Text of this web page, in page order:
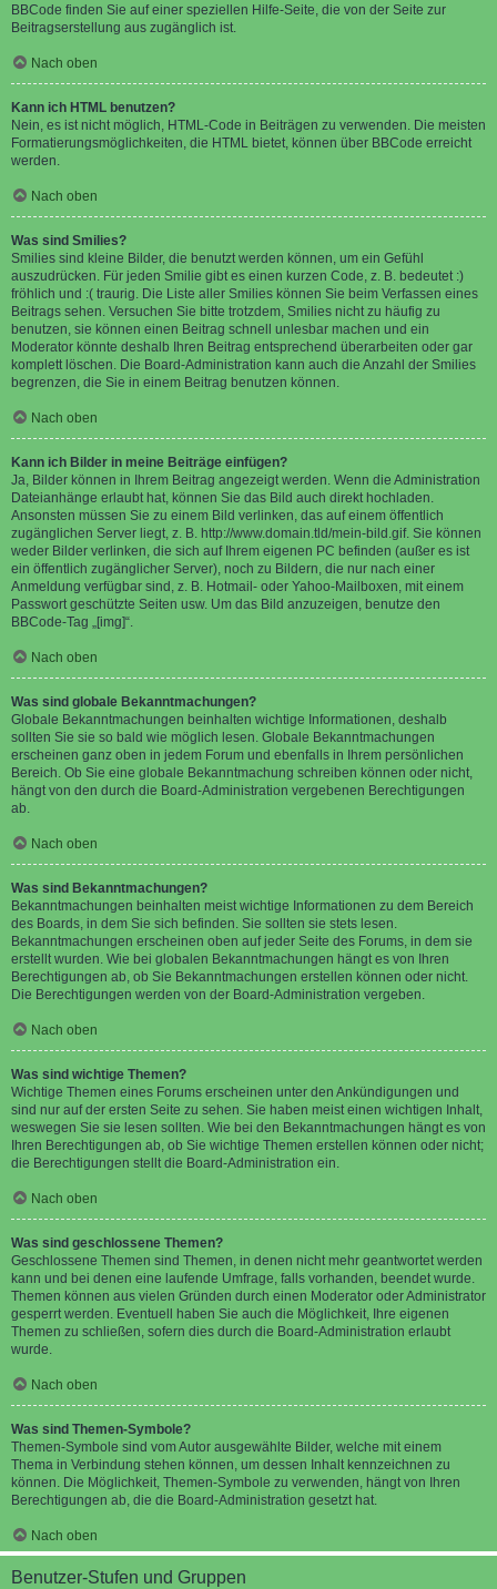
BBCode finden Sie auf einer speziellen Hilfe-Seite, die von der Seite zur
Beitragserstellung aus zugänglich ist.
Nach oben
Kann ich HTML benutzen?
Nein, es ist nicht möglich, HTML-Code in Beiträgen zu verwenden. Die meisten
Formatierungsmöglichkeiten, die HTML bietet, können über BBCode erreicht
werden.
Nach oben
Was sind Smilies?
Smilies sind kleine Bilder, die benutzt werden können, um ein Gefühl
auszudrücken. Für jeden Smilie gibt es einen kurzen Code, z. B. bedeutet :)
fröhlich und :( traurig. Die Liste aller Smilies können Sie beim Verfassen eines
Beitrags sehen. Versuchen Sie bitte trotzdem, Smilies nicht zu häufig zu
benutzen, sie können einen Beitrag schnell unlesbar machen und ein
Moderator könnte deshalb Ihren Beitrag entsprechend überarbeiten oder gar
komplett löschen. Die Board-Administration kann auch die Anzahl der Smilies
begrenzen, die Sie in einem Beitrag benutzen können.
Nach oben
Kann ich Bilder in meine Beiträge einfügen?
Ja, Bilder können in Ihrem Beitrag angezeigt werden. Wenn die Administration
Dateianhänge erlaubt hat, können Sie das Bild auch direkt hochladen.
Ansonsten müssen Sie zu einem Bild verlinken, das auf einem öffentlich
zugänglichen Server liegt, z. B. http://www.domain.tld/mein-bild.gif. Sie können
weder Bilder verlinken, die sich auf Ihrem eigenen PC befinden (außer es ist
ein öffentlich zugänglicher Server), noch zu Bildern, die nur nach einer
Anmeldung verfügbar sind, z. B. Hotmail- oder Yahoo-Mailboxen, mit einem
Passwort geschützte Seiten usw. Um das Bild anzuzeigen, benutze den
BBCode-Tag „[img]“.
Nach oben
Was sind globale Bekanntmachungen?
Globale Bekanntmachungen beinhalten wichtige Informationen, deshalb
sollten Sie sie so bald wie möglich lesen. Globale Bekanntmachungen
erscheinen ganz oben in jedem Forum und ebenfalls in Ihrem persönlichen
Bereich. Ob Sie eine globale Bekanntmachung schreiben können oder nicht,
hängt von den durch die Board-Administration vergebenen Berechtigungen
ab.
Nach oben
Was sind Bekanntmachungen?
Bekanntmachungen beinhalten meist wichtige Informationen zu dem Bereich
des Boards, in dem Sie sich befinden. Sie sollten sie stets lesen.
Bekanntmachungen erscheinen oben auf jeder Seite des Forums, in dem sie
erstellt wurden. Wie bei globalen Bekanntmachungen hängt es von Ihren
Berechtigungen ab, ob Sie Bekanntmachungen erstellen können oder nicht.
Die Berechtigungen werden von der Board-Administration vergeben.
Nach oben
Was sind wichtige Themen?
Wichtige Themen eines Forums erscheinen unter den Ankündigungen und
sind nur auf der ersten Seite zu sehen. Sie haben meist einen wichtigen Inhalt,
weswegen Sie sie lesen sollten. Wie bei den Bekanntmachungen hängt es von
Ihren Berechtigungen ab, ob Sie wichtige Themen erstellen können oder nicht;
die Berechtigungen stellt die Board-Administration ein.
Nach oben
Was sind geschlossene Themen?
Geschlossene Themen sind Themen, in denen nicht mehr geantwortet werden
kann und bei denen eine laufende Umfrage, falls vorhanden, beendet wurde.
Themen können aus vielen Gründen durch einen Moderator oder Administrator
gesperrt werden. Eventuell haben Sie auch die Möglichkeit, Ihre eigenen
Themen zu schließen, sofern dies durch die Board-Administration erlaubt
wurde.
Nach oben
Was sind Themen-Symbole?
Themen-Symbole sind vom Autor ausgewählte Bilder, welche mit einem
Thema in Verbindung stehen können, um dessen Inhalt kennzeichnen zu
können. Die Möglichkeit, Themen-Symbole zu verwenden, hängt von Ihren
Berechtigungen ab, die die Board-Administration gesetzt hat.
Nach oben
Benutzer-Stufen und Gruppen